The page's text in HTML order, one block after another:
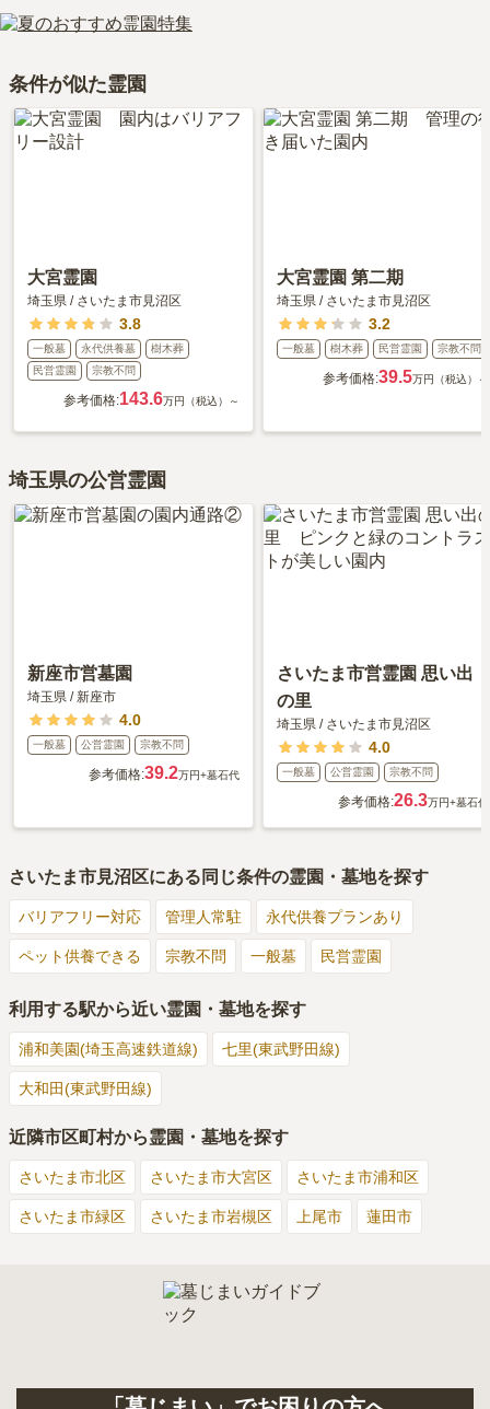
きる場所を選ぶことです。
詳しいルートや地図は、本ページの「地図・交通アクセス」欄をご
利用者様からは「霊園事務所に花はありますが、お供え物、食事は
できません。自然環境は回りが緑で今の時期は桜が咲いていま
はい、メモリアルパーク緑の丘はペット供養に対応しております。
大切な家族の一員であるペットも供養できるプランをご用意してお
条件が似た霊園
大宮霊園
埼玉県 / さいたま市見沼区
3.8
一般墓 永代供養墓
樹木葬
民営霊園
宗教不問
参考価格:143.6万円（税込）～
大宮霊園 第二期
埼玉県 / さいたま市見沼区
3.2
一般墓 樹木葬 民営霊園 宗教不問
参考価格:39.5万円（税込）～
埼玉県の公営霊園
新座市営墓園
埼玉県 /新座市
4.0
一般墓 公営霊園 宗教不問
参考価格:39.2万円+墓石代
さいたま市営霊園 思い出
の里
埼玉県 / さいたま市見沼区
4.0
一般墓 公営霊園 宗教不問
参考価格:26.3万円+墓石代
さいたま市見沼区にある同じ条件の霊園・墓地を探す
バリアフリー対応 管理人常駐 永代供養プランあり
ペット供養できる 宗教不問 一般墓 民営霊園
利用する駅から近い霊園・墓地を探す
浦和美園(埼玉高速鉄道線) 七里(東武野田線)
大和田(東武野田線)
近隣市区町村から霊園・墓地を探す
さいたま市北区 さいたま市大宮区 さいたま市浦和区
さいたま市緑区 さいたま市岩槻区 上尾市 蓮田市